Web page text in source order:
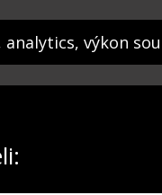
výkon